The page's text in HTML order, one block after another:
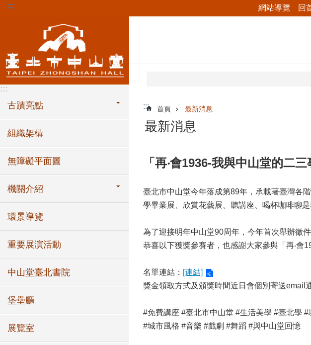
跳到主要內容區塊
::: 網站導覽 回
:::
古蹟亮點
組織架構
無障礙平面圖
機關介紹
環景導覽
重要展演活動
中山堂臺北書院
堡壘廳
展覽室
::: 首頁 最新消息
最新消息
「再‧會1936-我與中山堂的二
臺北市中山堂今年落成第89年，承載著臺灣各
學畢業展、欣賞花藝展、聽講座、喝杯咖啡聊是
為了迎接明年中山堂90周年，今年首次舉辦徵
恭喜以下獲獎參賽者，也感謝大家參與「再‧會
名單連結： [連結]
獎金領取方式及頒獎時間近日會個別寄送email
#免費講座 #臺北市中山堂 #生活美學 #臺北學
#城市風格 #音樂 #戲劇 #舞蹈 #與中山堂回憶